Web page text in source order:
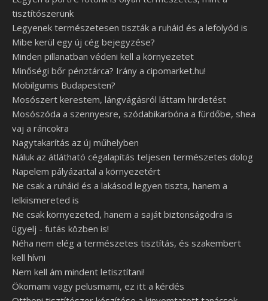
tisztítószerünk
Legyenek természetesen tiszták a ruháid és a lefolyód is
Mibe kerül egy új cég bejegyzése?
Minden pillanatban védeni kell a környezetet
Minőségi bőr pénztárca? Irány a cipomarket.hu!
Mobilgumis Budapesten?
Mosószert kerestem, lángvágásról láttam hirdetést
Mosószóda a szennyesre, szódabikarbóna a fürdőbe, shea
vaj a ráncokra
Nagytakarítás az új műhelyben
Náluk az átlátható cégalapítás teljesen természetes dolog
Napelem pályázattal a környezetért
Ne csak a ruháid és a lakásod legyen tiszta, hanem a
lelkiismereted is
Ne csak környezeted, hanem a saját biztonságodra is
ügyelj - futás közben is!
Néha nem elég a természetes tisztítás, és szakembert
kell hívni
Nem kell ám mindent letisztítani!
Ökomami vagy pelusmami, ez itt a kérdés